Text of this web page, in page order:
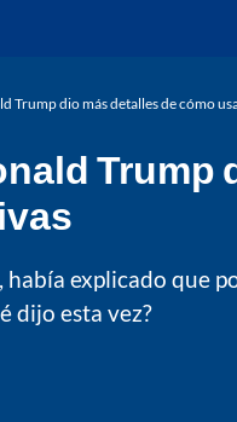
Trump dio más detalles de cómo
Trump
explicado que
dijo esta vez?